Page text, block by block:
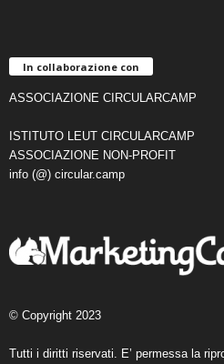
In collaborazione con
ASSOCIAZIONE CIRCULARCAMP
ISTITUTO LEUT CIRCULARCAMP
ASSOCIAZIONE NON-PROFIT
info (@) circular.camp
© Copyright 2023
Tutti i diritti riservati. E’ permessa la